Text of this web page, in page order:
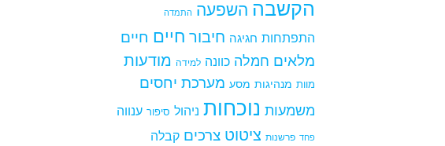
הקשבה השפעה התמדה
התפתחות חגיגה חיבור חיים חיים
מלאים חמלה כוונה למידה מודעות
מוות מנהיגות מסע מערכת יחסים
משמעות נוכחות ניהול סיפור ענווה
פחד פרשנות ציטוט צרכים קבלה